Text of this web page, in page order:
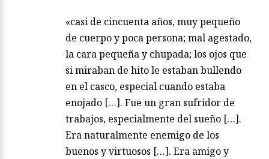
«casi de cincuenta años, muy pequeño
de cuerpo y poca persona; mal agestado,
la cara pequeña y chupada; los ojos que
si miraban de hito le estaban bullendo
en el casco, especial cuando estaba
enojado […]. Fue un gran sufridor de
trabajos, especialmente del sueño […].
Era naturalmente enemigo de los
buenos y virtuosos […]. Era amigo y